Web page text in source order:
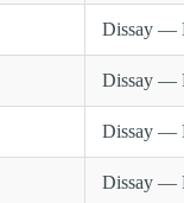
Dissay —
Dissay —
Dissay —
Dissay —